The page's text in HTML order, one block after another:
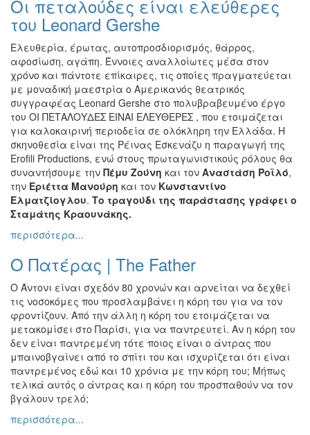
Ζωγραφική
Φωτογραφία
Τραγούδι
Μουσική
Κινηματογράφος
Χορός
Θέατρο
Παζάρι
Ειδών
Συνέδρια
Ημερίδες
Διημερίδες
Σεμινάρια-
Διαλέξεις-
Ομιλίες
Διάφορες
Εκθέσεις
Εκδηλώσεις
για
Παιδιά
Άλλες
Εκδηλώσεις
Οι πεταλούδες είναι ελεύθερες
του Leonard Gershe
Ελευθερία, έρωτας, αυτοπροσδιορισμός, θάρρος,
αφοσίωση, αγάπη. Έννοιες αναλλοίωτες μέσα στον
χρόνο και πάντοτε επίκαιρες, τις οποίες πραγματεύεται
με μοναδική μαεστρία ο Αμερικανός θεατρικός
συγγραφέας Leonard Gershe στο πολυβραβευμένο έργο
του ΟΙ ΠΕΤΑΛΟΥΔΕΣ ΕΙΝΑΙ ΕΛΕΥΘΕΡΕΣ , που ετοιμάζεται
για καλοκαιρινή περιοδεία σε ολόκληρη την Ελλάδα. Η
σκηνοθεσία είναι της Ρέινας Εσκενάζυ η παραγωγή της
Erofili Productions, ενώ στους πρωταγωνιστικούς ρόλους θα
συναντήσουμε την Πέμυ Ζούνη και τον Αναστάση Ροϊλό,
την Εριέττα Μανούρη και τον Κωνσταντίνο
Ελματζίογλου. Το τραγούδι της παράστασης γράφει ο
Σταμάτης Κραουνάκης.
περισσότερα...
Ο Πατέρας | The Father
Ο Άντονι είναι σχεδόν 80 χρονών και αρνείται να δεχθεί
τις νοσοκόμες που προσλαμβάνει η κόρη του για να τον
φροντίζουν. Από την άλλη η κόρη του ετοιμάζεται να
μετακομίσει στο Παρίσι, για να παντρευτεί. Αν η κόρη του
δεν είναι παντρεμένη τότε ποιος είναι ο άντρας που
μπαινοβγαίνει από το σπίτι του και ισχυρίζεται ότι είναι
παντρεμένος εδώ και 10 χρόνια με την κόρη του; Μήπως
τελικά αυτός ο άντρας και η κόρη του προσπαθούν να τον
βγάλουν τρελό;
περισσότερα...